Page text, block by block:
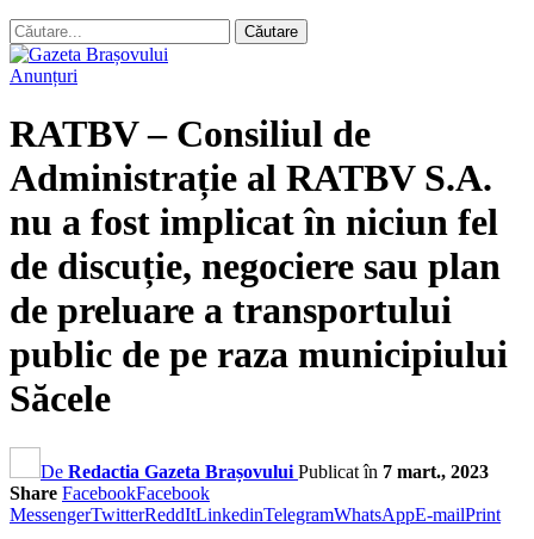
Anunțuri
RATBV – Consiliul de
Administrație al RATBV S.A.
nu a fost implicat în niciun fel
de discuție, negociere sau plan
de preluare a transportului
public de pe raza municipiului
Săcele
De Redactia Gazeta Brașovului Publicat în 7 mart., 2023
Share FacebookFacebook
MessengerTwitterReddItLinkedinTelegramWhatsAppE-mailPrint